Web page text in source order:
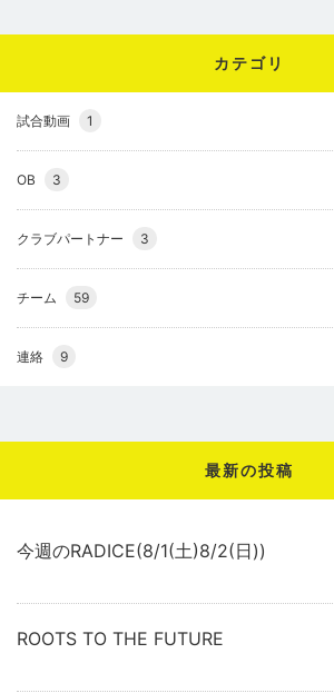
カテゴリ
試合動画 1
OB 3
クラブパートナー 3
チーム 59
連絡 9
最新の投稿
今週のRADICE(8/1(土)8/2(日))
ROOTS TO THE FUTURE